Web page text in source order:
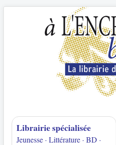
Librairie spécialisée
Jeunesse · Littérature · BD ·